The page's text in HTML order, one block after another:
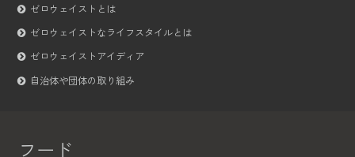
ゼロウェイストとは
ゼロウェイストなライフスタイルとは
ゼロウェイストアイディア
自治体や団体の取り組み
フード